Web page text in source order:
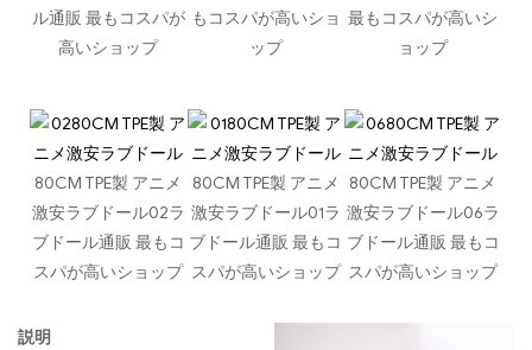
ル通販 最もコスパが
高いショップ
もコスパが高いショ
ップ
最もコスパが高いシ
ョップ
80CM TPE製 アニメ
激安ラブドール02ラ
ブドール通販 最もコ
スパが高いショップ
80CM TPE製 アニメ
激安ラブドール01ラ
ブドール通販 最もコ
スパが高いショップ
80CM TPE製 アニメ
激安ラブドール06ラ
ブドール通販 最もコ
スパが高いショップ
説明